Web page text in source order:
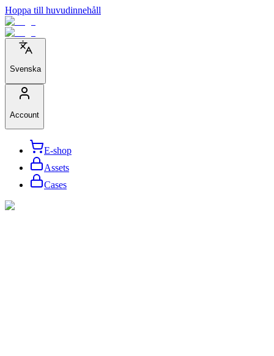
Hoppa till huvudinnehåll
Svenska
Account
E-shop
Assets
Cases